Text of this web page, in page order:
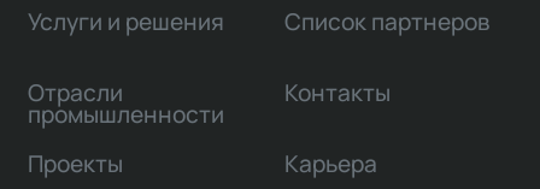
Услуги и решения
Отрасли
промышленности
Проекты
Список партнеров
Контакты
Карьера